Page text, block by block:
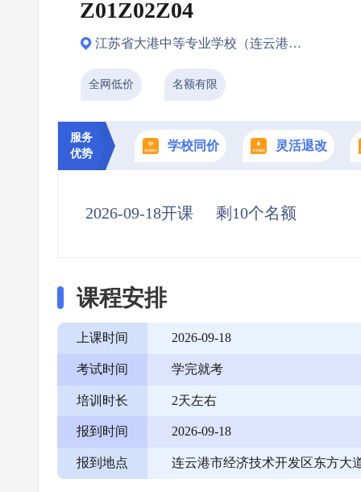
Z01Z02Z04
江苏省大港中等专业学校（连云港市）
全网低价 名额有限
服务
优势
学校同价 灵活退改
2026-09-18开课 剩10个名额
课程安排
上课时间 2026-09-18
考试时间 学完就考
培训时长 2天左右
报到时间 2026-09-18
报到地点 连云港市经济技术开发区东方大